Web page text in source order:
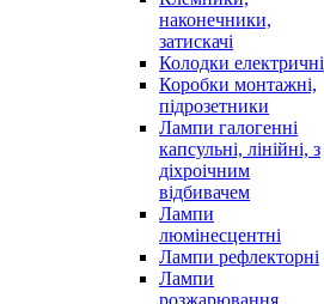
наконечники,
затискачі
Колодки електричні
Коробки монтажні,
підрозетники
Лампи галогенні
капсульні, лінійні, з
діхроічним
відбивачем
Лампи
люмінесцентні
Лампи рефлекторні
Лампи
розжарювання